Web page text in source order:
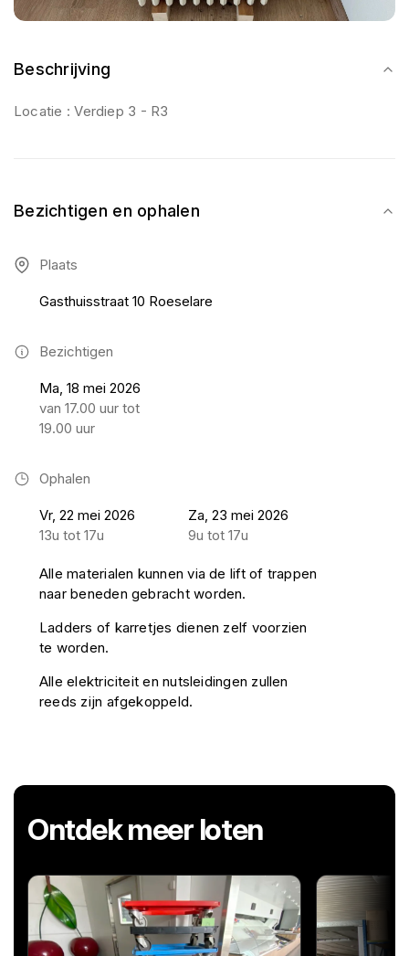
Beschrijving
Locatie : Verdiep 3 - R3
Bezichtigen en ophalen
Plaats
Gasthuisstraat 10 Roeselare
Bezichtigen
Ma, 18 mei 2026
van 17.00 uur tot
19.00 uur
Ophalen
Vr, 22 mei 2026
13u tot 17u
Za, 23 mei 2026
9u tot 17u
Alle materialen kunnen via de lift of trappen
naar beneden gebracht worden.
Ladders of karretjes dienen zelf voorzien
te worden.
Alle elektriciteit en nutsleidingen zullen
reeds zijn afgekoppeld.
Ontdek meer loten